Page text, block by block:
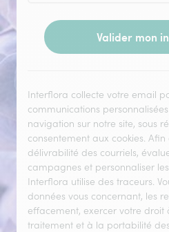
Valider mon
Interflora collecte votre email
communications
navigation sur notre site, sous
consentement aux cookies.
délivrabilité des courriels,
campagnes et personnaliser
Interflora utilise des traceurs.
données vous concernant, les
effacement, exercer votre droit
traitement et à la portabilité